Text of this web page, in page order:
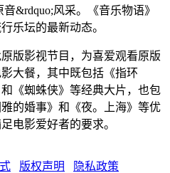
&rdquo;风采。《音乐物语》
乐坛的最新动态。
版影视节目，为喜爱观看原版
大餐，其中既包括《指环
《蜘蛛侠》等经典大片，也包
的婚事》和《夜。上海》等优
电影爱好者的要求。
版权声明
隐私政策